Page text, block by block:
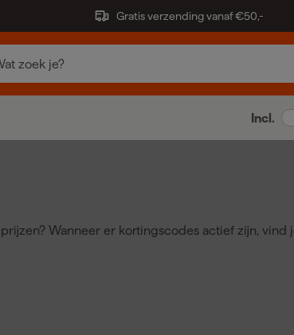
Gratis verzending vanaf €50,-
Incl.
Wanneer er kortingscodes actief zijn,